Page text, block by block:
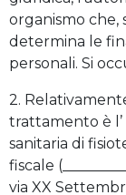
organismo che,
determina le
personali. Si
2.
trattamento è
sanitaria di
fiscale
via XX